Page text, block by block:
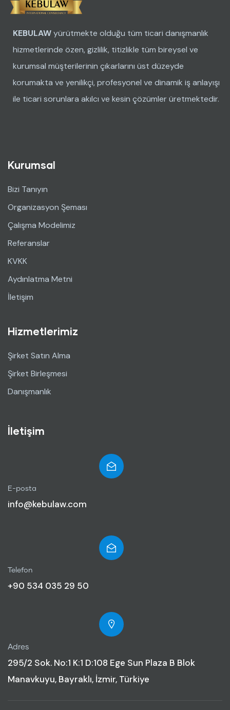
KEBULAWyürütmekte olduğu tüm ticari danışmanlık
hizmetlerinde özen, gizlilik, titizlikle tüm bireysel ve
kurumsal müşterilerinin çıkarlarını üst düzeyde
korumakta ve yenilikçi, profesyonel ve dinamik iş anlayışı
ile ticari sorunlara akılcı ve kesin çözümler üretmektedir.
Kurumsal
Bizi Tanıyın
Organizasyon Şeması
Çalışma Modelimiz
Referanslar
KVKK
Aydınlatma Metni
İletişim
Hizmetlerimiz
Şirket Satın Alma
Şirket Birleşmesi
Danışmanlık
İletişim
E-posta
info@kebulaw.com
Telefon
+90 534 035 29 50
Adres
295/2 Sok. No:1 K:1 D:108 Ege Sun Plaza B Blok
Manavkuyu, Bayraklı, İzmir, Türkiye